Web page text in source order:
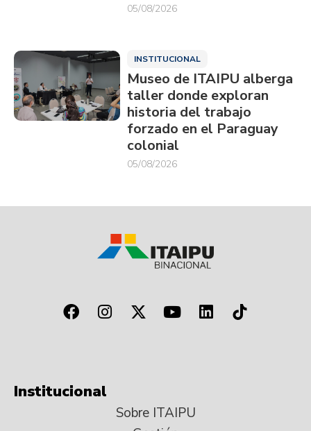
05/08/2026
INSTITUCIONAL
Museo de ITAIPU alberga
taller donde exploran
historia del trabajo
forzado en el Paraguay
colonial
05/08/2026
Institucional
Sobre ITAIPU